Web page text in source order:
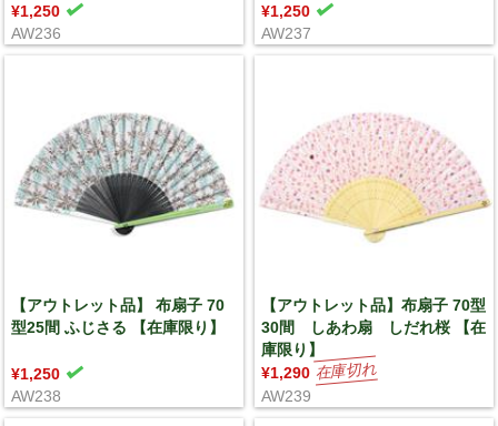
¥1,250
AW236
¥1,250
AW237
【アウトレット品】 布扇子 70
型25間 ふじさる 【在庫限り】
¥1,250
AW238
【アウトレット品】布扇子 70型
30間 しあわ扇 しだれ桜 【在
庫限り】
¥1,290
AW239